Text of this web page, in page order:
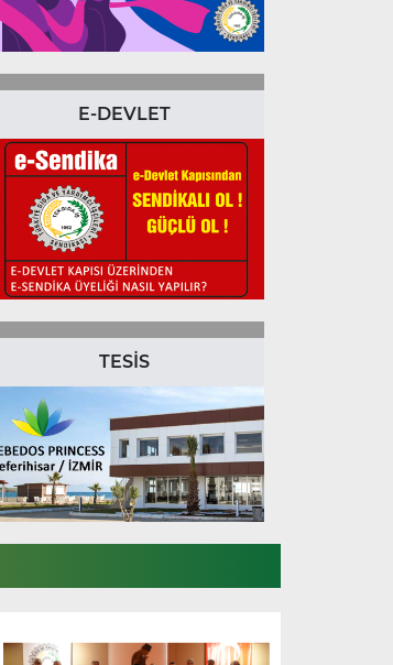
E-DEVLET
TESİS